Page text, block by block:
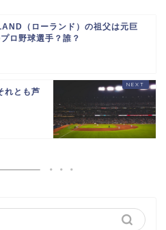
（ローランド）の祖父は元巨
プロ野球選手？誰？
れとも芦